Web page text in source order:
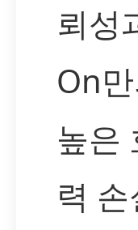
뢰성
On
높은
력